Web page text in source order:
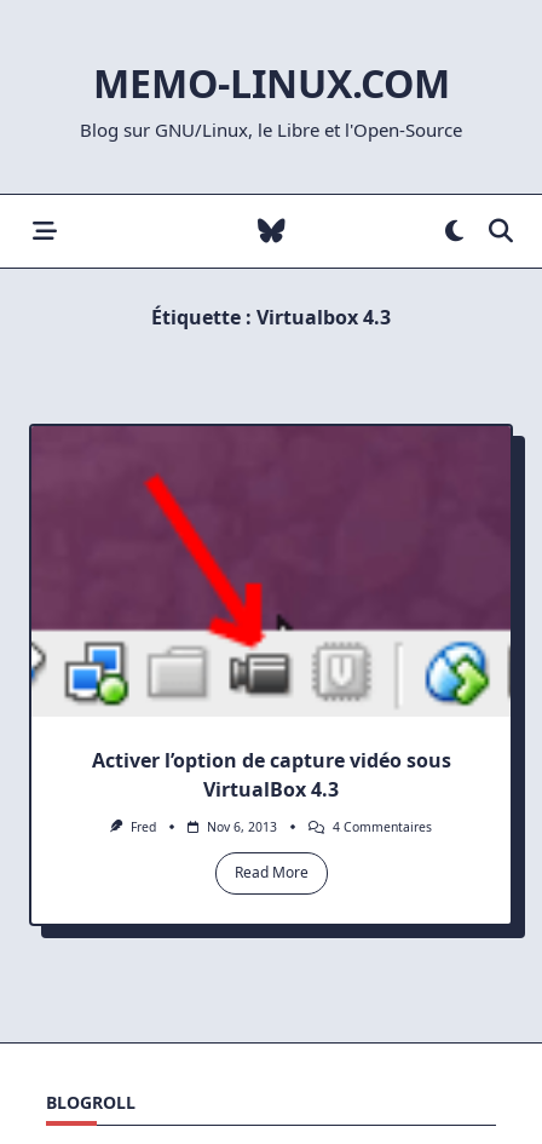
MEMO-LINUX.COM
Blog sur GNU/Linux, le Libre et l'Open-Source
Étiquette : Virtualbox 4.3
Activer l’option de capture vidéo sous
VirtualBox 4.3
Fred Nov 6, 2013 4 CommentairesSur
Sous
Read More
BLOGROLL